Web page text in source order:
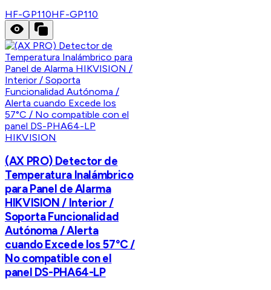
HF-GP110HF-GP110
HIKVISION
(AX PRO) Detector de
Temperatura Inalámbrico
para Panel de Alarma
HIKVISION / Interior /
Soporta Funcionalidad
Autónoma / Alerta
cuando Excede los 57°C /
No compatible con el
panel DS-PHA64-LP